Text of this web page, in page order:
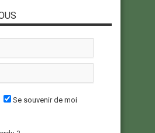
Se souvenir de moi